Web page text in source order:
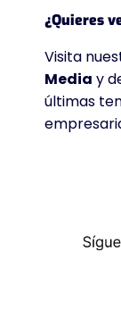
¿Quieres
Visita
Media y
últimas